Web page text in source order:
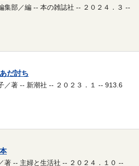
集部／編 -- 本の雑誌社 -- ２０２４．３ --
だ討ち
／著 -- 新潮社 -- ２０２３．１ -- 913.6
著 -- 主婦と生活社 -- ２０２４．１０ --